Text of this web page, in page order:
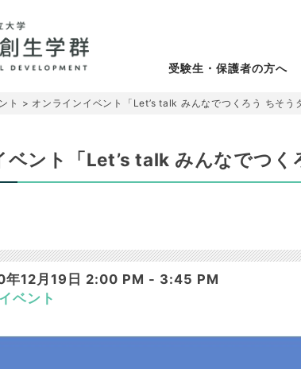
受験生・保護者の方へ
ト > オンラインイベント「Let’s talk みんなでつくろう ちそう
ント「Let’s talk みんなでつく
年12月19日 2:00 PM - 3:45 PM
イベント